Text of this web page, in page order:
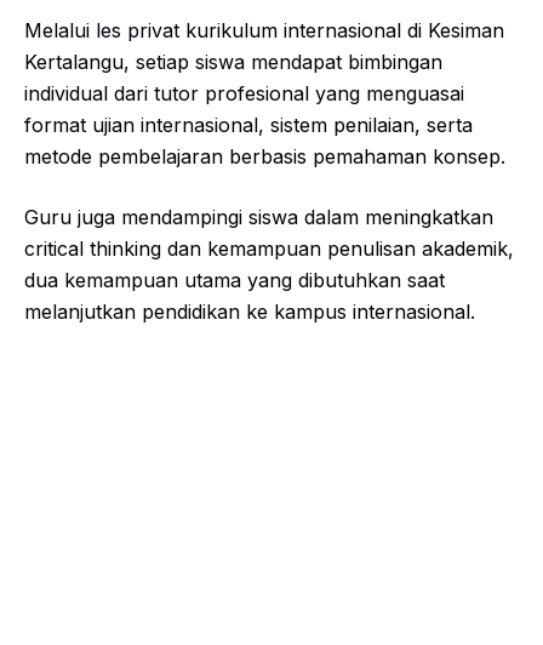
Melalui les privat kurikulum internasional di Kesiman
Kertalangu, setiap siswa mendapat bimbingan
individual dari tutor profesional yang menguasai
format ujian internasional, sistem penilaian, serta
metode pembelajaran berbasis pemahaman konsep.
Guru juga mendampingi siswa dalam meningkatkan
critical thinking dan kemampuan penulisan akademik,
dua kemampuan utama yang dibutuhkan saat
melanjutkan pendidikan ke kampus internasional.